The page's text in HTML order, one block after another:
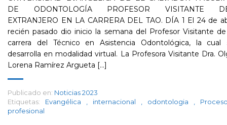
DE ODONTOLOGÍA PROFESOR VISITANTE
EXTRANJERO EN LA CARRERA DEL TAO. DÍA 1 El 24 de
recién pasado dio inicio la semana del Profesor Visitante
carrera del Técnico en Asistencia Odontológica, la cual
desarrolla en modalidad virtual. La Profesora Visitante Dra.
Lorena Ramírez Argueta [...]
Publicado en: Noticias 2023
Etiquetas:
Evangélica internacional odontologia
profesional